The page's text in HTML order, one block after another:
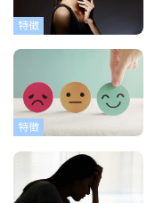
特徴
特徴